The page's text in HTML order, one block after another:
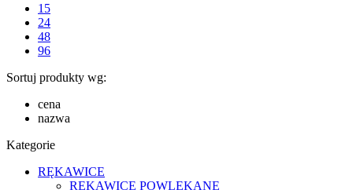
15
24
48
96
Sortuj produkty wg:
cena
nazwa
Kategorie
RĘKAWICE
RĘKAWICE POWLEKANE